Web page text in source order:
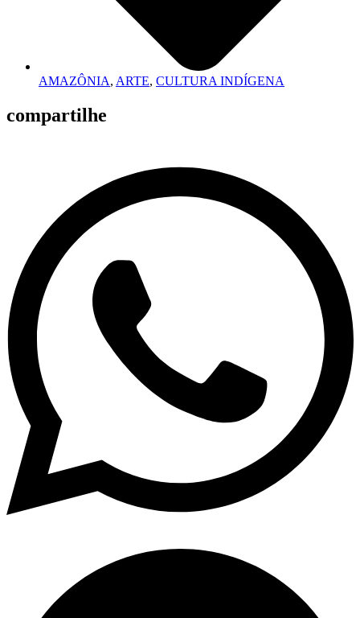
AMAZÔNIA, ARTE, CULTURA INDÍGENA
compartilhe